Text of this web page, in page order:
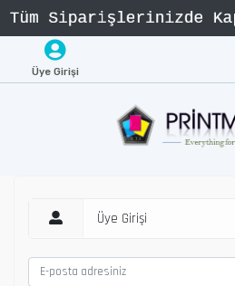
Üye Girişi
Üye Girişi